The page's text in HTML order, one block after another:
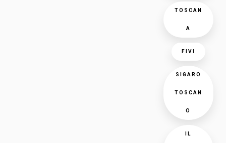
TOSCAN
A
FIVI
SIGARO
TOSCAN
O
IL